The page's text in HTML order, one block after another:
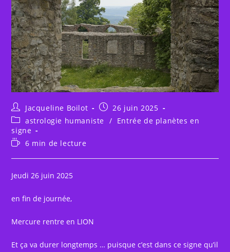
Auteur/autrice
de
la
publication :
Jacqueline Boilot
Publication
publiée :
26 juin 2025
Post
category:
astrologie humaniste / Entrée de planètes en
signe
Temps
lecture :
6 min de lecture
Jeudi 26 juin 2025
en fin de journée,
Mercure rentre en LION
Et ça va durer longtemps … puisque c’est dans ce signe qu’il